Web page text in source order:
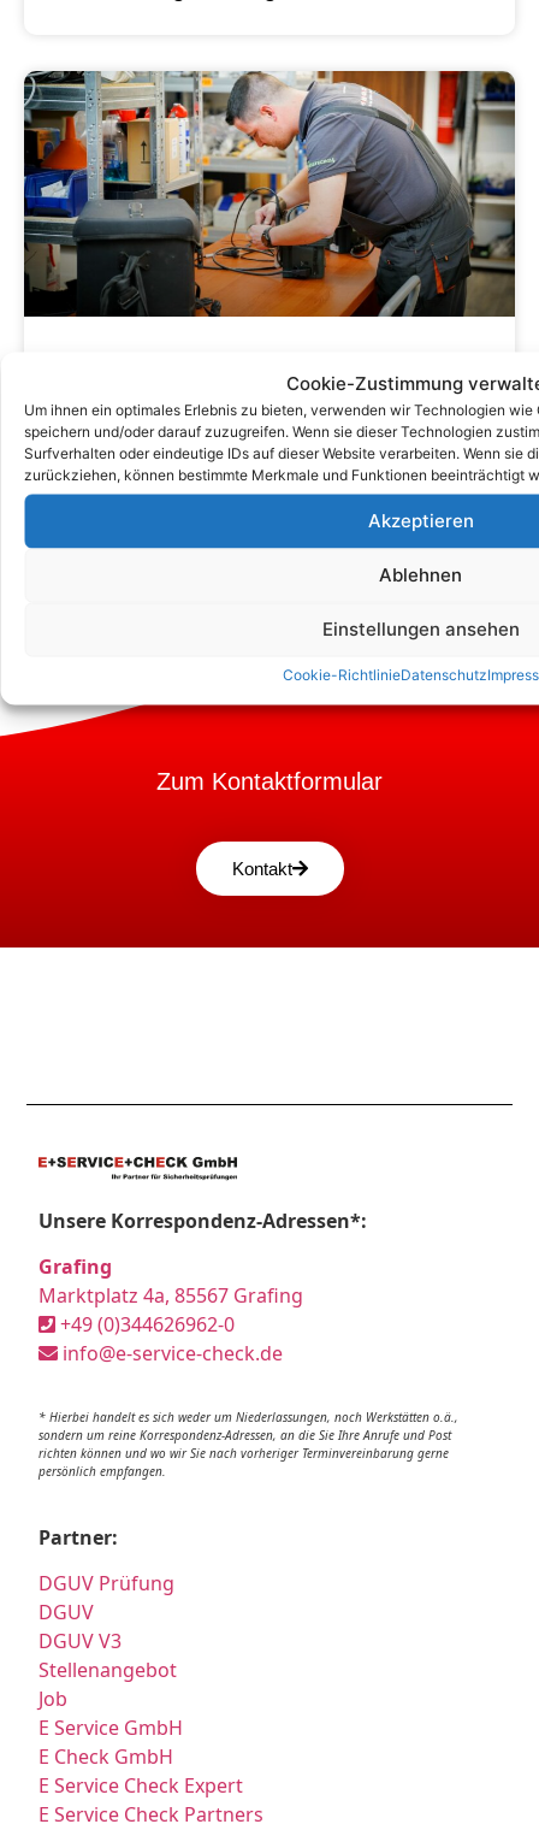
Cookie-Zustimmung
Um ihnen ein optimales Erlebnis zu bieten, verwenden wir Technologien
speichern und/oder darauf zuzugreifen. Wenn sie dieser Technologien
Surfverhalten oder eindeutige IDs auf dieser Website verarbeiten. Wenn sie
zurückziehen, können bestimmte Merkmale und Funktionen beeinträchtigt
Akzeptieren
Ablehnen
Einstellungen ansehen
Cookie-RichtlinieDatenschutz
Verständnis Der Kosten Der DGUV
V3 -Prüfung: Was Sie Wissen
Müssen
Zum Kontaktformular
Kontakt
Unsere Korrespondenz-Adressen*:
Grafing
Marktplatz 4a, 85567 Grafing
+49 (0)344626962-0
info@e-service-check.de
* Hierbei handelt es sich weder um Niederlassungen, noch Werkstätten o.ä.,
sondern um reine Korrespondenz-Adressen, an die Sie Ihre Anrufe und Post
richten können und wo wir Sie nach vorheriger Terminvereinbarung gerne
persönlich empfangen.
Partner:
DGUV Prüfung
DGUV
DGUV V3
Stellenangebot
Job
E Service GmbH
E Check GmbH
E Service Check Expert
E Service Check Partners